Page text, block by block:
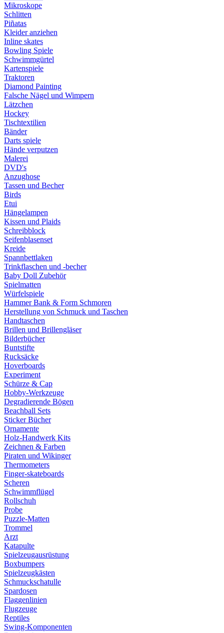
Mikroskope
Schlitten
Piñatas
Kleider anziehen
Inline skates
Bowling Spiele
Schwimmgürtel
Kartenspiele
Traktoren
Diamond Painting
Falsche Nägel und Wimpern
Lätzchen
Hockey
Tischtextilien
Bänder
Darts spiele
Hände verputzen
Malerei
DVD's
Anzughose
Tassen und Becher
Birds
Etui
Hängelampen
Kissen und Plaids
Schreibblock
Seifenblasenset
Kreide
Spannbettlaken
Trinkflaschen und -becher
Baby Doll Zubehör
Spielmatten
Würfelspiele
Hammer Bank & Form Schmoren
Herstellung von Schmuck und Taschen
Handtaschen
Brillen und Brillengläser
Bilderbücher
Buntstifte
Rucksäcke
Hoverboards
Experiment
Schürze & Cap
Hobby-Werkzeuge
Degradierende Bögen
Beachball Sets
Sticker Bücher
Ornamente
Holz-Handwerk Kits
Zeichnen & Farben
Piraten und Wikinger
Thermometers
Finger-skateboards
Scheren
Schwimmflügel
Rollschuh
Probe
Puzzle-Matten
Trommel
Arzt
Katapulte
Spielzeugausrüstung
Boxbumpers
Spielzeugkästen
Schmuckschatulle
Spardosen
Flaggenlinien
Flugzeuge
Reptiles
Swing-Komponenten